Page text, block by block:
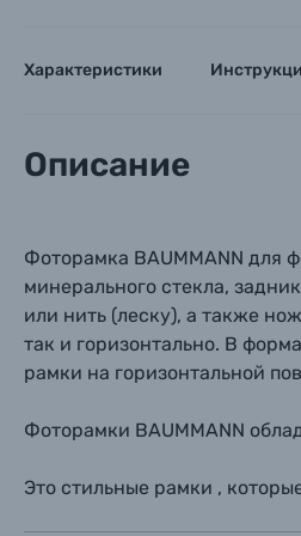
Материалы
Осветительное
Фоторамки
Фотоальбомы
Характеристики
Описание
Фоторамка BAUMMANN для
минерального стекла,
или нить (леску), а также
так и горизонтально. В
рамки на горизонтальной
Фоторамки BAUMMANN
Это стильные рамки ,